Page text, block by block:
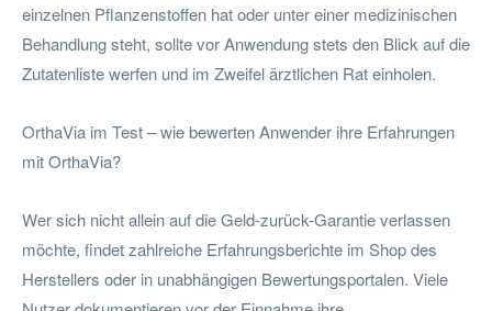
einzelnen Pflanzenstoffen hat oder unter einer medizinischen
Behandlung steht, sollte vor Anwendung stets den Blick auf die
Zutatenliste werfen und im Zweifel ärztlichen Rat einholen.
OrthaVia im Test – wie bewerten Anwender ihre Erfahrungen
mit OrthaVia?
Wer sich nicht allein auf die Geld-zurück-Garantie verlassen
möchte, findet zahlreiche Erfahrungsberichte im Shop des
Herstellers oder in unabhängigen Bewertungsportalen. Viele